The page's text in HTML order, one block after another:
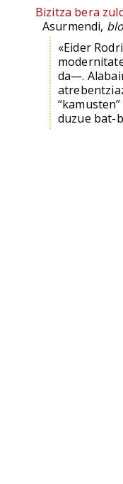
Bizitza bera
Asurmendi,
«Eider
da—.
duzue bat-